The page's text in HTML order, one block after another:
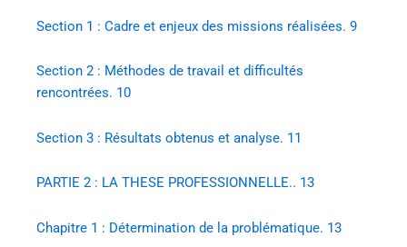
Section 1 : Cadre et enjeux des missions réalisées. 9
Section 2 : Méthodes de travail et difficultés
rencontrées. 10
Section 3 : Résultats obtenus et analyse. 11
PARTIE 2 : LA THESE PROFESSIONNELLE.. 13
Chapitre 1 : Détermination de la problématique. 13